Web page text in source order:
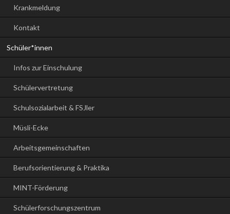
Krankmeldung
Kontakt
Schüler*innen
Infos zur Einschulung
Schülervertretung
Schulsozialarbeit & FSJler
Müsli-Ecke
Arbeitsgemeinschaften
Berufsorientierung & Praktika
MINT-Förderung
Schülerforschungszentrum